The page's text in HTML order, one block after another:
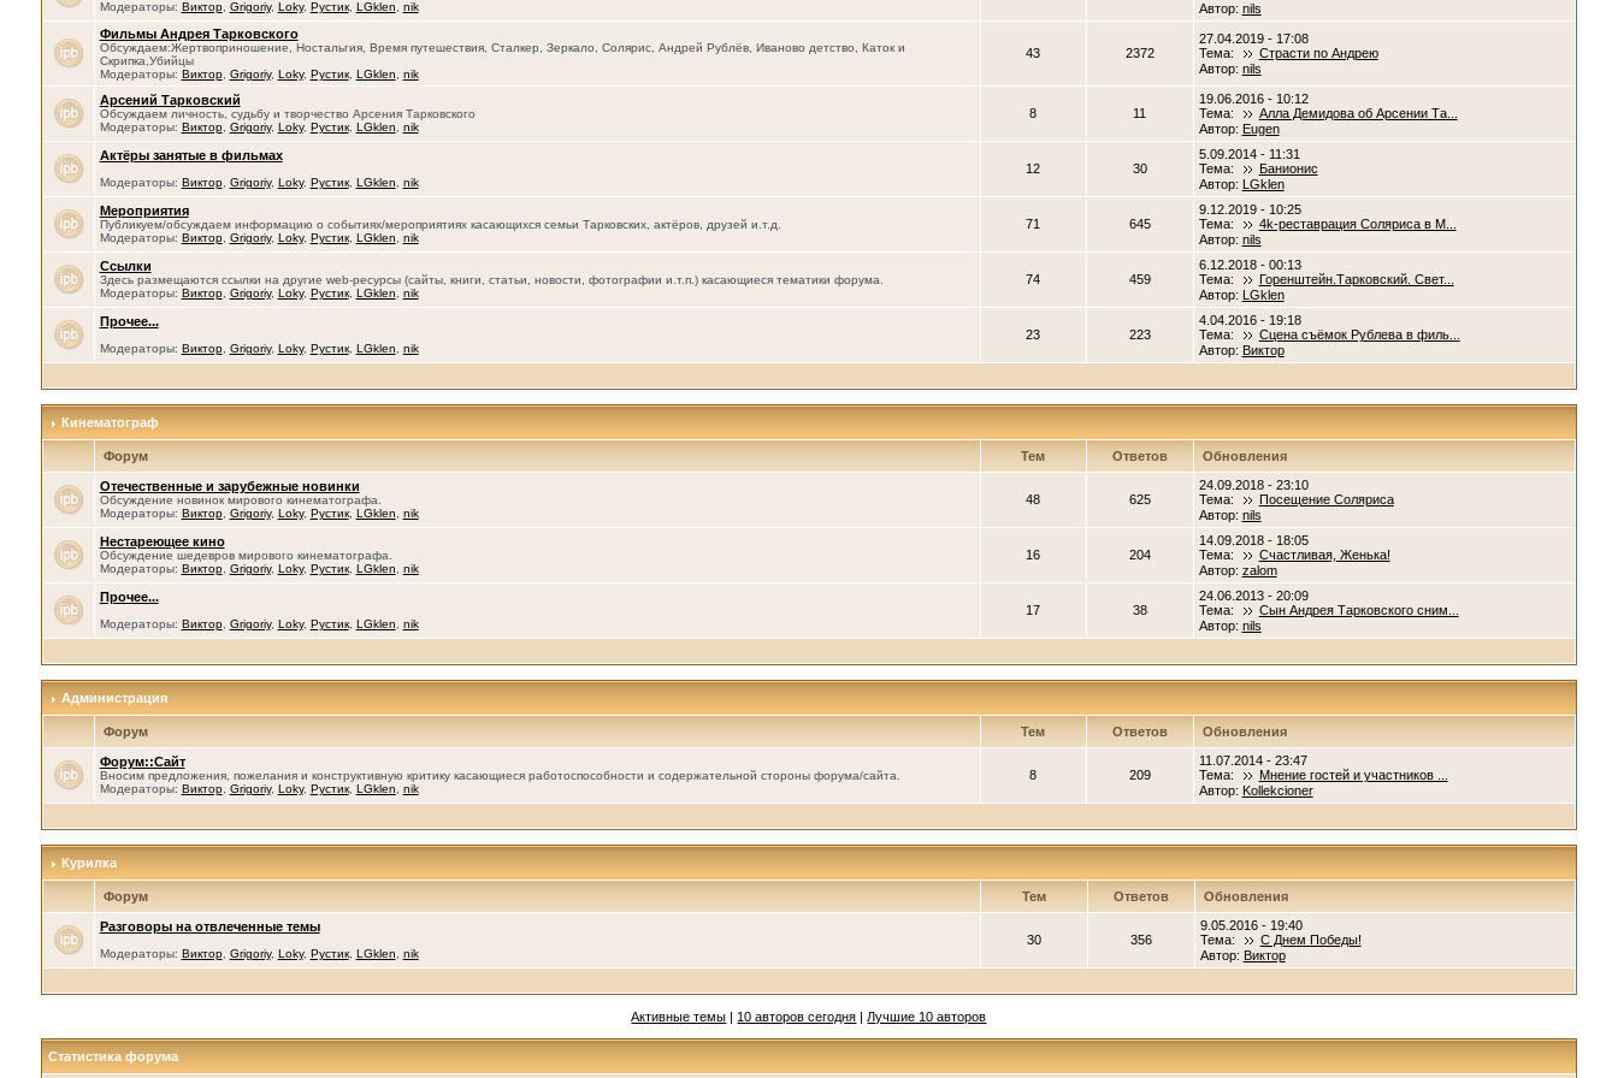
Модераторы: Виктор, Grigoriy, Loky, Рустик, LGklen nik
Автор: nils
Фильмы Андрея Тарковского
Обсуждаем:Жертвоприношение, Ностальгия, Время путешествия, Сталкер, Зеркало, Солярис, Андрей Рублёв, Иваново детство, Каток и
Скрипка,Убийцы
Модераторы: Виктор, Grigoriy, Loky, Рустик, LGklen nik
43 2372
27.04.2019 - 17:08
Тема:
Страсти по Андрею
Автор: nils
Арсений Тарковский
Обсуждаем личность, судьбу и творчество Арсения Тарковского
Модераторы: Виктор, Grigoriy, Loky, Рустик, LGklen nik
8 11
19.06.2016 - 10:12
Тема:
Алла Демидова об Арсении Та...
Автор: Eugen
Актёры занятые в фильмах
Модераторы: Виктор, Grigoriy, Loky, Рустик, LGklen nik
12 30
5.09.2014 - 11:31
Тема:
Банионис
Автор: LGklen
Мероприятия
Публикуем/обсуждаем информацию о событиях/мероприятиях касающихся семьи Тарковских, актёров, друзей и.т.д.
Модераторы: Виктор, Grigoriy, Loky, Рустик, LGklen nik
71 645
9.12.2019 - 10:25
Тема:
4k-реставрация Соляриса в М...
Автор: nils
Ссылки
Здесь размещаются ссылки на другие web-ресурсы (сайты, книги, статьи, новости, фотографии и.т.п.) касающиеся тематики форума.
Модераторы: Виктор, Grigoriy, Loky, Рустик, LGklen nik
74 459
6.12.2018 - 00:13
Тема:
Горенштейн.Тарковский. Свет...
Автор: LGklen
Прочее...
Модераторы: Виктор, Grigoriy, Loky, Рустик, LGklen nik
23 223
4.04.2016 - 19:18
Тема:
Сцена съёмок Рублева в филь...
Автор: Виктор
Кинематограф
Форум Тем Ответов Обновления
Отечественные и зарубежные новинки
Обсуждение новинок мирового кинематографа.
Модераторы: Виктор, Grigoriy, Loky, Рустик, LGklen nik
48 625
24.09.2018 - 23:10
Тема:
Посещение Соляриса
Автор: nils
Нестареющее кино
Обсуждение шедевров мирового кинематографа.
Модераторы: Виктор, Grigoriy, Loky, Рустик, LGklen nik
16 204
14.09.2018 - 18:05
Тема:
Счастливая, Женька!
Автор: zalom
Прочее...
Модераторы: Виктор, Grigoriy, Loky, Рустик, LGklen nik
17 38
24.06.2013 - 20:09
Тема:
Сын Андрея Тарковского сним...
Автор: nils
Администрация
Форум Тем Ответов Обновления
Форум::Сайт
Вносим предложения, пожелания и конструктивную критику касающиеся работоспособности и содержательной стороны форума/сайта.
Модераторы: Виктор, Grigoriy, Loky, Рустик, LGklen nik
8 209
11.07.2014 - 23:47
Тема:
Мнение гостей и участников ...
Автор: Kollekcioner
Курилка
Форум Тем Ответов Обновления
Разговоры на отвлеченные темы
Модераторы: Виктор, Grigoriy, Loky, Рустик, LGklen nik
30 356
9.05.2016 - 19:40
Тема:
С Днем Победы!
Автор: Виктор
Активные темы | 10 авторов сегодня | Лучшие 10 авторов
Статистика форума